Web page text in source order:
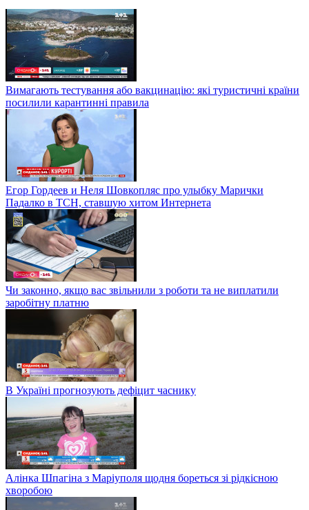
Вимагають тестування або вакцинацію: які туристичні країни
посилили карантинні правила
Егор Гордеев и Неля Шовкопляс про улыбку Марички
Падалко в ТСН, ставшую хитом Интернета
Чи законно, якщо вас звільнили з роботи та не виплатили
заробітну платню
В Україні прогнозують дефіцит часнику
Алінка Шпагіна з Маріуполя щодня бореться зі рідкісною
хворобою